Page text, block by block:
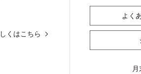
くはこちら
よく